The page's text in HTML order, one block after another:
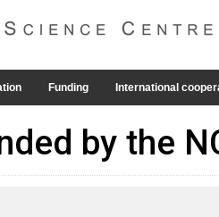
Funding International
by the